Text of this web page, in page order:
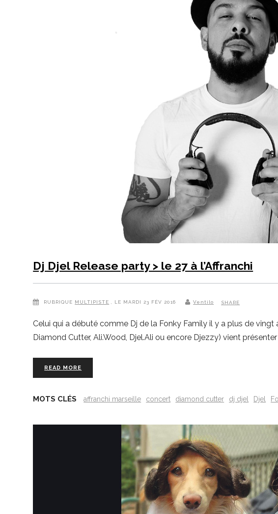
Dj Djel Release party > le 27 à l’Affranchi
RUBRIQUE MULTIPISTE , LE MARDI 23 FÉV 2016 Ventilo SHARE
Celui qui a débuté comme Dj de la Fonky Family il y a plus de vingt
Diamond Cutter, Ali.Wood, Djel.Ali ou encore Djezzy) vient
READ MORE
MOTS CLÉS affranchi marseille concert diamond cutter dj djel Djel